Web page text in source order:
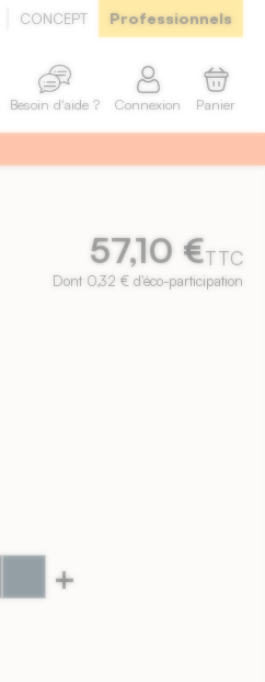
CONCEPT Professionnels
Besoin d'aide ? Connexion Panier
57,10 €TTC
Dont 0,32 € d'éco-participation
Nocturne +